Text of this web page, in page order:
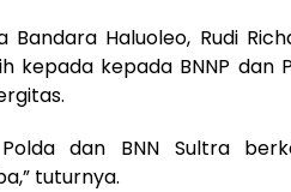
Bandara Haluoleo, Rudi
kepada kepada BNNP dan
dan BNN Sultra
tuturnya.